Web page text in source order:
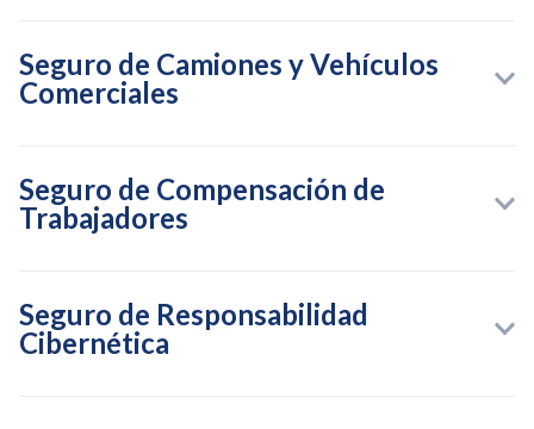
Seguro de Camiones y Vehículos
Comerciales
Seguro de Compensación de
Trabajadores
Seguro de Responsabilidad
Cibernética